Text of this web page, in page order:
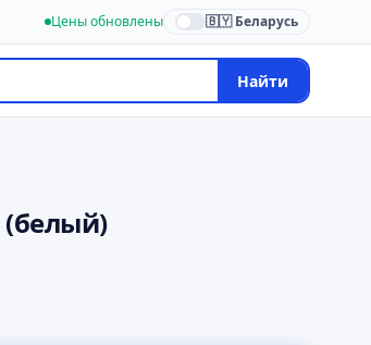
Цены обновлены 🇧🇾 Беларусь
Найти
(белый)